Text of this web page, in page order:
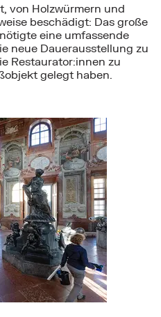
von Holzwürmern und
beschädigt: Das große
eine umfassende
neue Dauerausstellung zu
Restaurator:innen zu
gelegt haben.